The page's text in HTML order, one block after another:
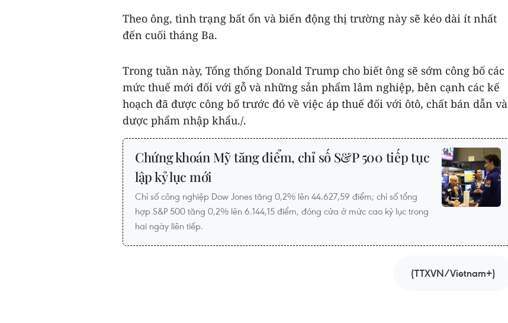
Theo ông, tình trạng bất ổn và biến động thị trường này sẽ kéo dài ít nhất
đến cuối tháng Ba.
Trong tuần này, Tổng thống Donald Trump cho biết ông sẽ sớm công bố các
mức thuế mới đối với gỗ và những sản phẩm lâm nghiệp, bên cạnh các kế
hoạch đã được công bố trước đó về việc áp thuế đối với ôtô, chất bán dẫn và
dược phẩm nhập khẩu./.
Chứng khoán Mỹ tăng điểm, chỉ số S&P 500 tiếp tục
lập kỷ lục mới
Chỉ số công nghiệp Dow Jones tăng 0,2% lên 44.627,59 điểm; chỉ số tổng
hợp S&P 500 tăng 0,2% lên 6.144,15 điểm, đóng cửa ở mức cao kỷ lục trong
hai ngày liên tiếp.
(TTXVN/Vietnam+)